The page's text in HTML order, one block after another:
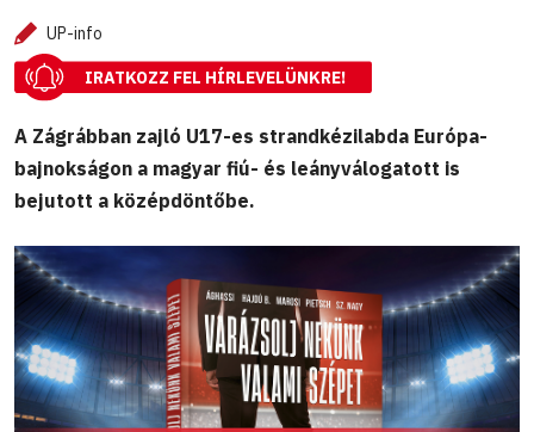
UP-info
IRATKOZZ FEL HÍRLEVELÜNKRE!
A Zágrábban zajló U17-es strandkézilabda Európa-
bajnokságon a magyar fiú- és leányválogatott is
bejutott a középdöntőbe.